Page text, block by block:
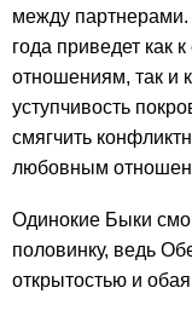
между партнерами.
года приведет как
отношениям, так и
уступчивость
смягчить
любовным
Одинокие Быки
половинку, ведь
открытостью и